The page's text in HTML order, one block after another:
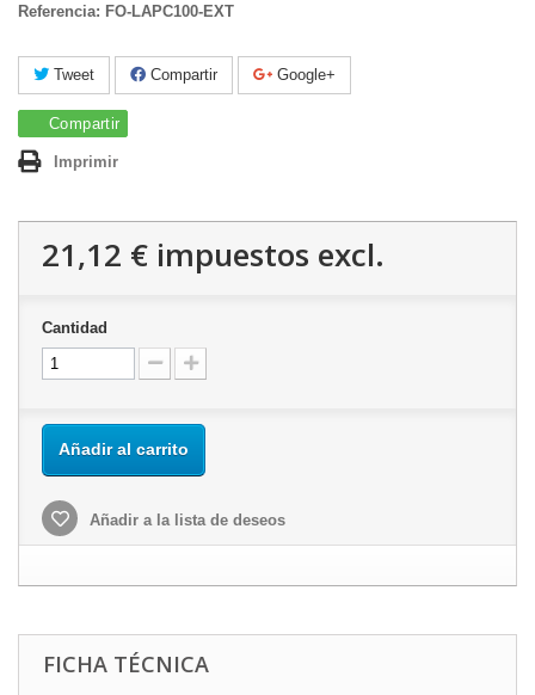
Referencia: FO-LAPC100-EXT
Tweet Compartir Google+
Compartir
Imprimir
21,12 € impuestos excl.
Cantidad
Añadir al carrito
Añadir a la lista de deseos
FICHA TÉCNICA